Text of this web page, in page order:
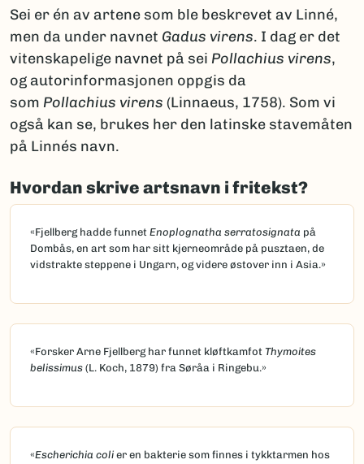
Sei er én av artene som ble beskrevet av Linné,
men da under navnet Gadus virens. I dag er det
vitenskapelige navnet på sei Pollachius virens,
og autorinformasjonen oppgis da
som Pollachius virens (Linnaeus, 1758). Som vi
også kan se, brukes her den latinske stavemåten
på Linnés navn.
Hvordan skrive artsnavn i fritekst?
«Fjellberg hadde funnet Enoplognatha serratosignata på
Dombås, en art som har sitt kjerneområde på pusztaen, de
vidstrakte steppene i Ungarn, og videre østover inn i Asia.»
«Forsker Arne Fjellberg har funnet kløftkamfot Thymoites
belissimus (L. Koch, 1879) fra Søråa i Ringebu.»
«Escherichia coli er en bakterie som finnes i tykktarmen hos